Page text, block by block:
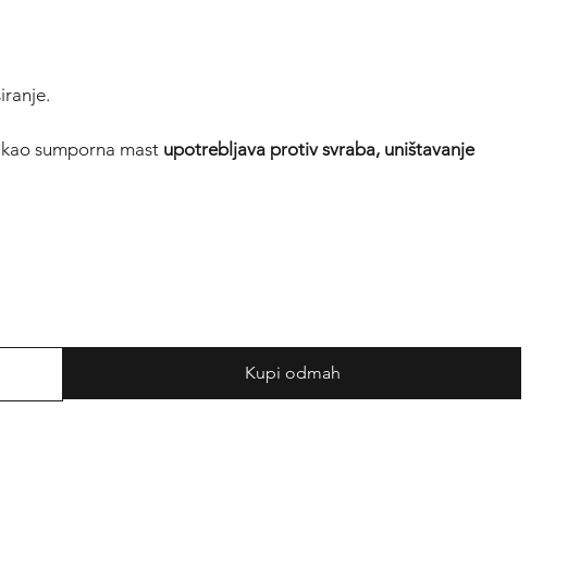
sumporna mast upotrebljava protiv svraba, uništavanje
Kupi odmah